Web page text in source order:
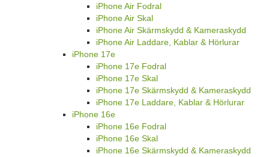
iPhone Air Fodral
iPhone Air Skal
iPhone Air Skärmskydd & Kameraskydd
iPhone Air Laddare, Kablar & Hörlurar
iPhone 17e
iPhone 17e Fodral
iPhone 17e Skal
iPhone 17e Skärmskydd & Kameraskydd
iPhone 17e Laddare, Kablar & Hörlurar
iPhone 16e
iPhone 16e Fodral
iPhone 16e Skal
iPhone 16e Skärmskydd & Kameraskydd